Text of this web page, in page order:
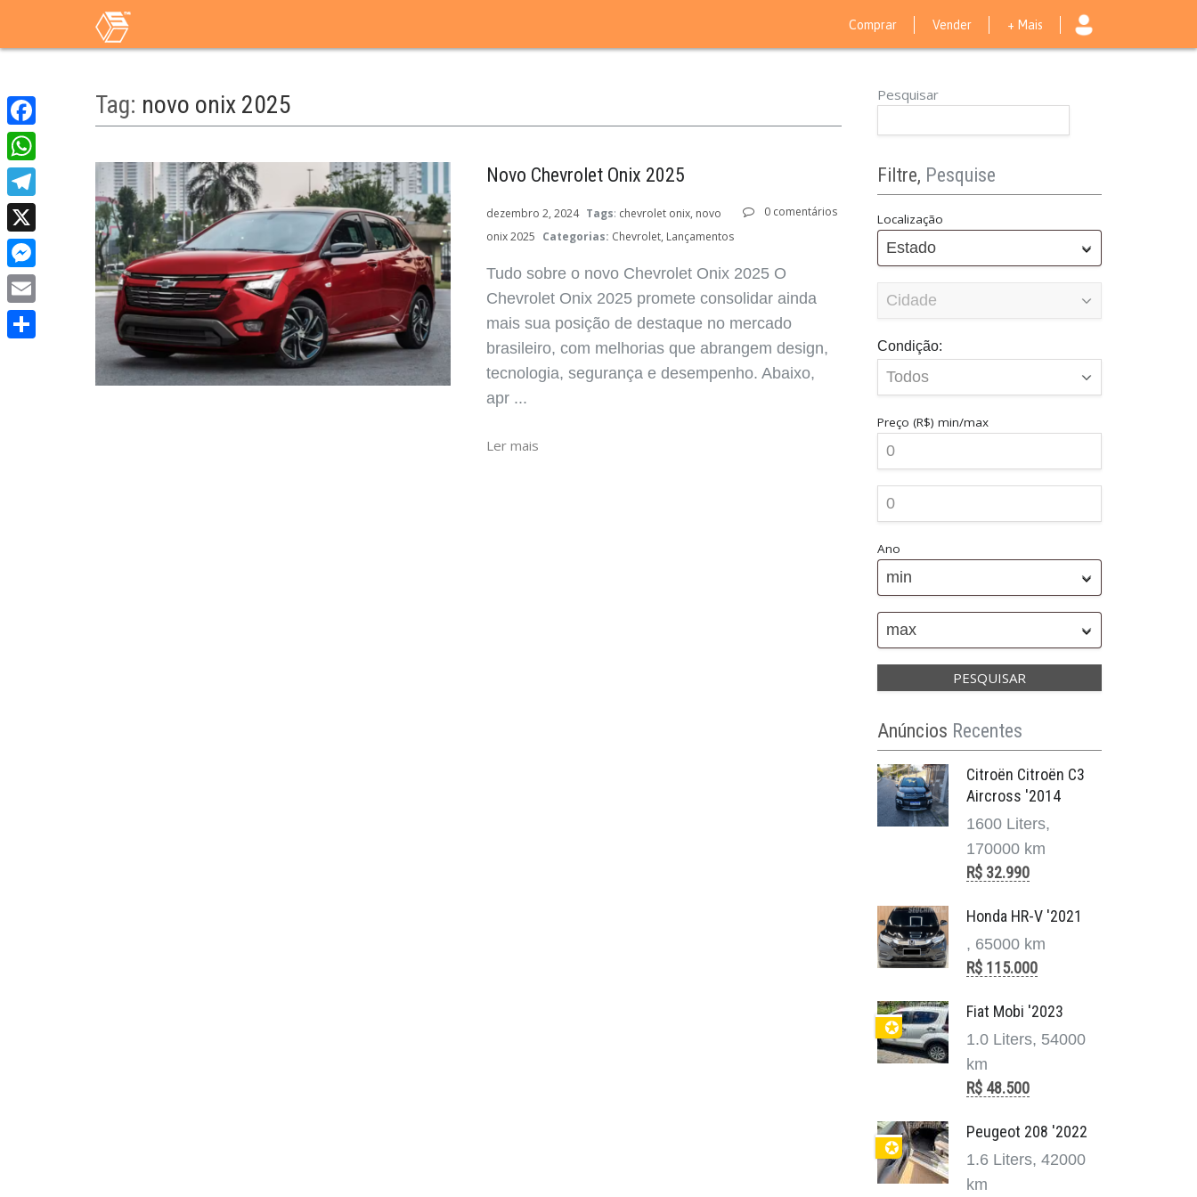
Comprar Vender + Mais
Tag: novo onix 2025
Novo Chevrolet Onix 2025
0 comentários
dezembro 2, 2024 Tags: chevrolet onix novo
onix 2025 Categorias: Chevrolet Lançamentos
Tudo sobre o novo Chevrolet Onix 2025 O
Chevrolet Onix 2025 promete consolidar ainda
mais sua posição de destaque no mercado
brasileiro, com melhorias que abrangem design,
tecnologia, segurança e desempenho. Abaixo,
apr ...
Ler mais
Pesquisar
Filtre, Pesquise
Localização
Estado
Condição:
Preço (R$) min/max
Ano
min
max
Anúncios Recentes
Citroën Citroën C3
Aircross '2014
1600 Liters,
170000 km
R$ 32.990
Honda HR-V '2021
, 65000 km
R$ 115.000
✪
Fiat Mobi '2023
1.0 Liters, 54000
km
R$ 48.500
✪
Peugeot 208 '2022
1.6 Liters, 42000
km
Facebook
WhatsApp
Telegram
X
Messenger
Email